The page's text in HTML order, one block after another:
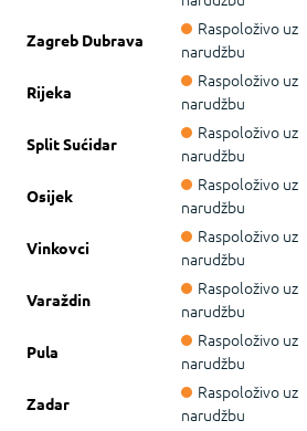
Zagreb Dubrava
Raspoloživo uz
narudžbu
Rijeka
Raspoloživo uz
narudžbu
Split Sućidar
Raspoloživo uz
narudžbu
Osijek
Raspoloživo uz
narudžbu
Vinkovci
Raspoloživo uz
narudžbu
Varaždin
Raspoloživo uz
narudžbu
Pula
Raspoloživo uz
narudžbu
Zadar
Raspoloživo uz
narudžbu